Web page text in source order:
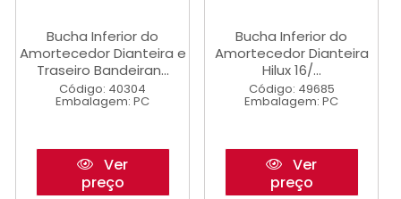
Bucha Inferior do
Amortecedor Dianteira e
Traseiro Bandeiran...
Código: 40304
Embalagem: PC
Ver
preço
Bucha Inferior do
Amortecedor Dianteira
Hilux 16/...
Código: 49685
Embalagem: PC
Ver
preço